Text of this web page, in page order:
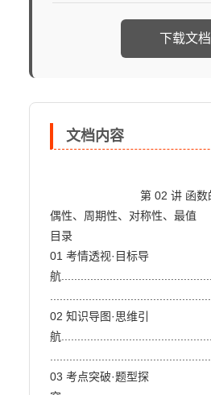
下载文档
文档内容